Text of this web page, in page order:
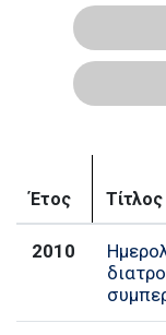
Έτος Τίτλος
2010